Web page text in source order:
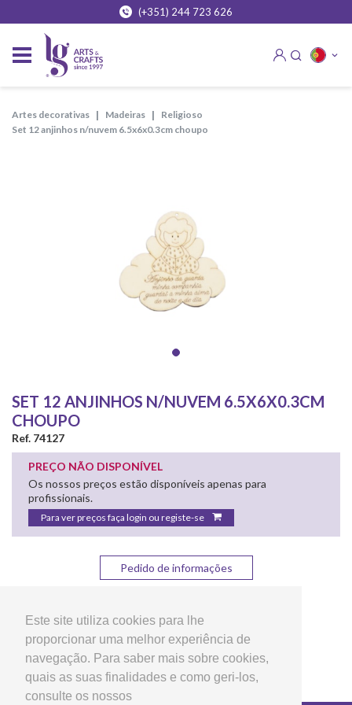
Este site utiliza cookies para lhe
proporcionar uma melhor experiência de
navegação. Para saber mais sobre cookies,
quais as suas finalidades e como geri-los,
consulte os nossos
(+351) 244 723 626
artes decorativas madeiras
religioso
set 12 anjinhos n/nuvem 6.5x6x0.3cm choupo
SET 12 ANJINHOS N/NUVEM 6.5X6X0.3CM
CHOUPO
Ref. 74127
PREÇO NÃO DISPONÍVEL
Os nossos preços estão disponíveis apenas para
profissionais.
Para ver preços faça login ou registe-se
Pedido de informações